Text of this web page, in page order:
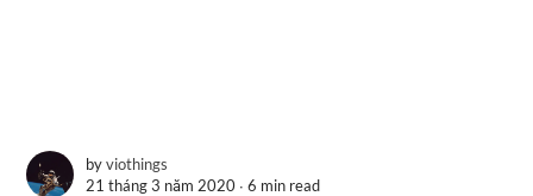
byviothings
21 tháng 3 năm 2020 ∙6 min read